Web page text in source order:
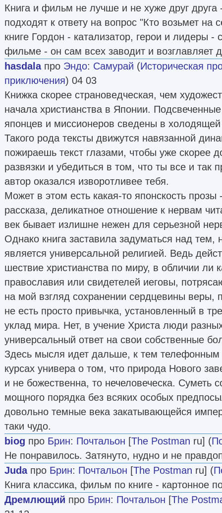
Книга и фильм не лучше и не хуже друг друга
подходят к ответу на вопрос "Кто возьмет на
книге Гордон - катализатор, герои и лидеры
фильме - он сам всех заводит и возглавляет
hasdalaпро Эндо: Самурай (Историческая
приключения) 04 03
Книжка скорее страноведческая, чем
начала христианства в Японии.
японцев и миссионеров сведены в холодящей
Такого рода тексты движутся навязанной
пожираешь текст глазами, чтобы уже скорее
развязки и убедиться в том, что ты все и так
автор оказался изворотливее тебя.
Может в этом есть какая-то японскость
рассказа, деликатное отношение к нервам
век бывает излишне нежен для серьезной
Однако книга заставила задуматься над тем,
является универсальной религией. Ведь
шествие христианства по миру, в обличии ли
православия или свидетелей иеговы,
на мой взгляд сохранении сердцевины веры,
не есть просто привычка, установленный в
уклад мира. Нет, в учение Христа люди
универсальный ответ на свои собственные
Здесь мысля идет дальше, к тем телефонным
курсах универа о том, что природа Нового
и не божественна, то нечеловеческа. Суметь
мощного порядка без всяких особых
довольно темные века закатывающейся
таки чудо.
biog про Брин: Почтальон [The Postman ru] (
Не понравилось. Затянуто, нудно и не
Judaпро Брин: Почтальон [The Postman ru] (
Книга классика, фильм по книге - картонное
Дремлющий про Брин: Почтальон [The